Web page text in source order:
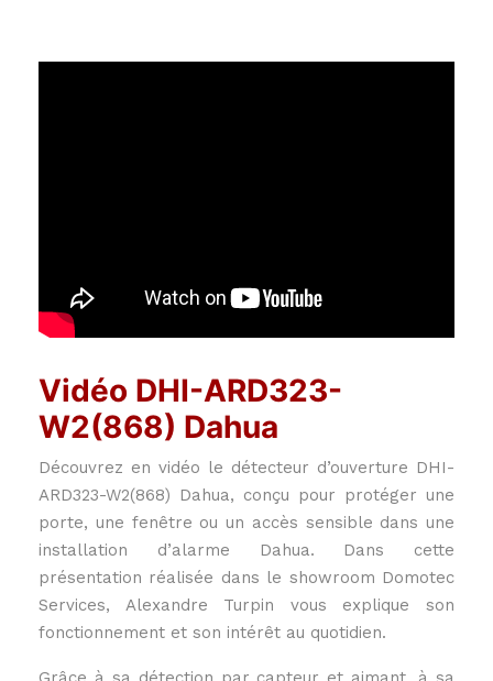
Vidéo DHI-ARD323-
W2(868) Dahua
Découvrez en vidéo le détecteur d’ouverture DHI-
ARD323-W2(868) Dahua, conçu pour protéger une
porte, une fenêtre ou un accès sensible dans une
installation d’alarme Dahua. Dans cette
présentation réalisée dans le showroom Domotec
Services, Alexandre Turpin vous explique son
fonctionnement et son intérêt au quotidien.